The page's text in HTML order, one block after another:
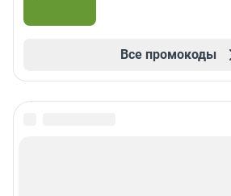
Все промокоды